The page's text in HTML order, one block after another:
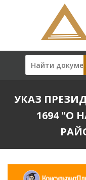
УКАЗ
1694 "О